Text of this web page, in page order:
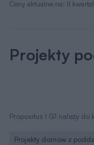
Ceny aktualne na: II
Projekty
Propositus I G1 należy do
Projekty domów z